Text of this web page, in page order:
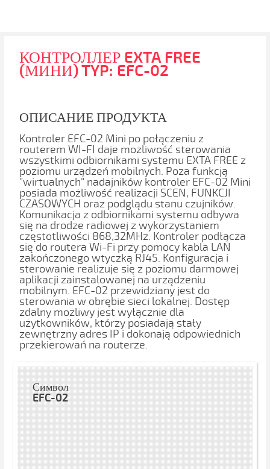
КОНТРОЛЛЕР EXTA FREE
(МИНИ) TYP: EFC-02
ОПИСАНИЕ ПРОДУКТА
Kontroler EFC-02 Mini po połączeniu z
routerem WI-FI daje możliwość sterowania
wszystkimi odbiornikami systemu EXTA FREE z
poziomu urządzeń mobilnych. Poza funkcją
"wirtualnych" nadajników kontroler EFC-02 Mini
posiada możliwość realizacji SCEN, FUNKCJI
CZASOWYCH oraz podglądu stanu czujników.
Komunikacja z odbiornikami systemu odbywa
się na drodze radiowej z wykorzystaniem
częstotliwości 868,32MHz. Kontroler podłącza
się do routera Wi-Fi przy pomocy kabla LAN
zakończonego wtyczką RJ45. Konfiguracja i
sterowanie realizuje się z poziomu darmowej
aplikacji zainstalowanej na urządzeniu
mobilnym. EFC-02 przewidziany jest do
sterowania w obrębie sieci lokalnej. Dostęp
zdalny możliwy jest wyłącznie dla
użytkowników, którzy posiadają stały
zewnętrzny adres IP i dokonają odpowiednich
przekierowań na routerze.
Символ
EFC-02